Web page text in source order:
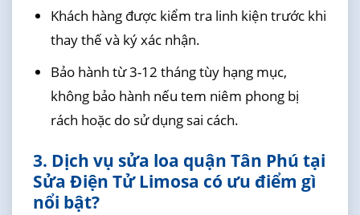
Khách hàng được kiểm tra linh kiện trước khi
thay thế và ký xác nhận.
Bảo hành từ 3-12 tháng tùy hạng mục,
không bảo hành nếu tem niêm phong bị
rách hoặc do sử dụng sai cách.
3. Dịch vụ sửa loa quận Tân Phú tại
Sửa Điện Tử Limosa có ưu điểm gì
nổi bật?